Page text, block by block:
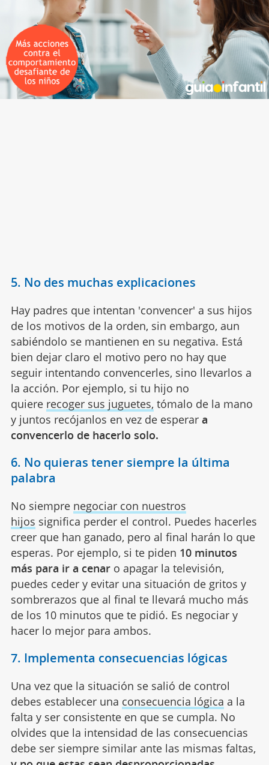
5. No des muchas explicaciones
Hay padres que intentan 'convencer' a sus hijos
de los motivos de la orden, sin embargo, aun
sabiéndolo se mantienen en su negativa. Está
bien dejar claro el motivo pero no hay que
seguir intentando convencerles, sino llevarlos a
la acción. Por ejemplo, si tu hijo no
quiere recoger sus juguetes, tómalo de la mano
y juntos recójanlos en vez de esperar a
convencerlo de hacerlo solo.
6. No quieras tener siempre la última
palabra
No siempre negociar con nuestros
hijos significa perder el control. Puedes hacerles
creer que han ganado, pero al final harán lo que
esperas. Por ejemplo, si te piden 10 minutos
más para ir a cenaro apagar la televisión,
puedes ceder y evitar una situación de gritos y
sombrerazos que al final te llevará mucho más
de los 10 minutos que te pidió. Es negociar y
hacer lo mejor para ambos.
7. Implementa consecuencias lógicas
Una vez que la situación se salió de control
debes establecer una consecuencia lógica a la
falta y ser consistente en que se cumpla. No
olvides que la intensidad de las consecuencias
debe ser siempre similar ante las mismas faltas,